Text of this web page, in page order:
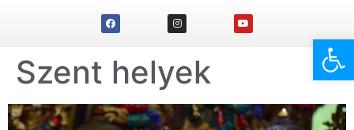
Szent helyek